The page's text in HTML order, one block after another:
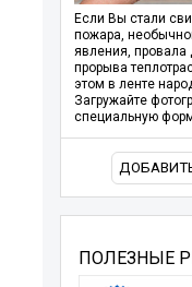
Если Вы стали
пожара,
явления, провала
прорыва
этом в ленте
Загружайте
специальную
ПОЛЕЗНЫЕ